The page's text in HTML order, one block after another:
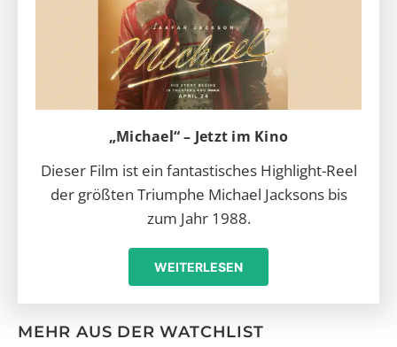
„Michael“ – Jetzt im Kino
Dieser Film ist ein fantastisches Highlight-Reel
der größten Triumphe Michael Jacksons bis
zum Jahr 1988.
WEITERLESEN
MEHR AUS DER WATCHLIST